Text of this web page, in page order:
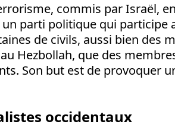
commis par Israël,
parti politique qui participe
de civils, aussi bien des
Hezbollah, que des
Son but est de provoquer
occidentaux